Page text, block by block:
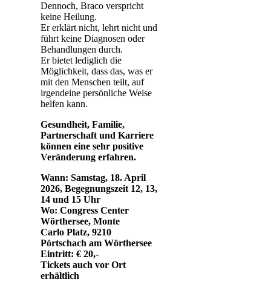
Dennoch, Braco verspricht
keine Heilung.
Er erklärt nicht, lehrt nicht und
führt keine Diagnosen oder
Behandlungen durch.
Er bietet lediglich die
Möglichkeit, dass das, was er
mit den Menschen teilt, auf
irgendeine persönliche Weise
helfen kann.
Gesundheit, Familie,
Partnerschaft und Karriere
können eine sehr positive
Veränderung erfahren.
Wann: Samstag, 18. April
2026, Begegnungszeit 12, 13,
14 und 15 Uhr
Wo: Congress Center
Wörthersee, Monte
CarloPlatz, 9210
Pörtschach am Wörthersee
Eintritt: € 20,-
Tickets auch vor Ort
erhältlich